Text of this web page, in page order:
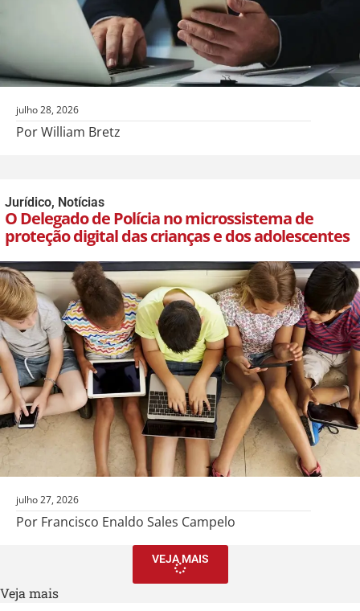
julho 28, 2026
Por William Bretz
Jurídico, Notícias
O Delegado de Polícia no microssistema de
proteção digital das crianças e dos adolescentes
julho 27, 2026
Por Francisco Enaldo Sales Campelo
VEJA MAIS
Veja mais